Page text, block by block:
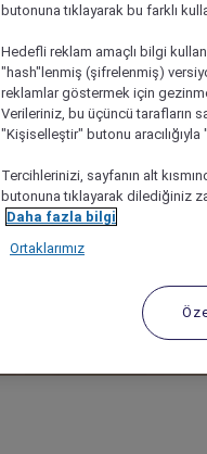
butonuna tıklayarak bu farklı
Hedefli reklam amaçlı bilgi
"hash"lenmiş (şifrelenmiş)
reklamlar göstermek için
Verileriniz, bu üçüncü tarafların
"Kişiselleştir" butonu
Tercihlerinizi, sayfanın alt
butonuna tıklayarak dilediğiniz
Daha fazla bilgi
Ortaklarımız